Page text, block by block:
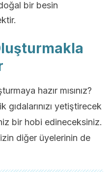
bir besin
hazır mısınız?
gıdalarınızı yetiştirecek
bir hobi edineceksiniz.
diğer üyelerinin de